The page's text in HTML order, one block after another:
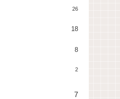
26
18
8
2
7